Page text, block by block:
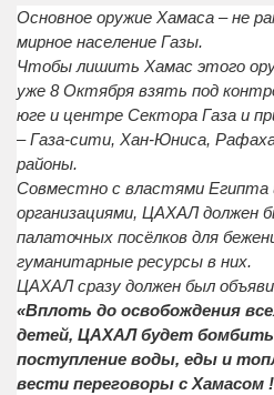
Основное оружие Хамаса – не
мирное население Газы.
Чтобы лишить Хамас этого
уже 8 Октября взять под
юге и центре Сектора Газа и
– Газа-сити, Хан-Юниса,
районы.
Совместно с властями Египта
организациями, ЦАХАЛ должен
палаточных посёлков для
гуманитарные ресурсы в них.
ЦАХАЛ сразу должен был
«Вплоть до освобождения
детей, ЦАХАЛ будет
поступление воды, еды и
вести переговоры с Хамасом